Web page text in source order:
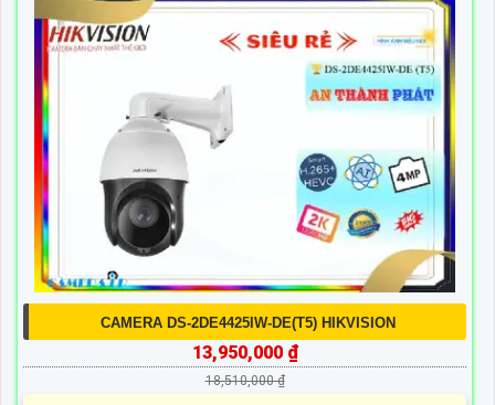
CAMERA DS-2DE4425IW-DE(T5) HIKVISION
13,950,000 ₫
18,510,000 ₫